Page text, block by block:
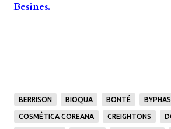
Besines.
BERRISON BIOQUA BONTÉ
COSMÉTICA COREANA CREIGHTONS